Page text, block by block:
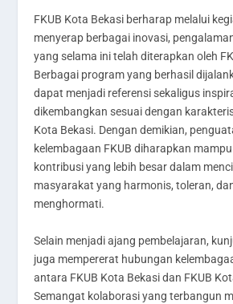
FKUB Kota Bekasi berharap melalui
menyerap berbagai inovasi,
yang selama ini telah diterapkan oleh
Berbagai program yang berhasil
dapat menjadi referensi sekaligus
dikembangkan sesuai dengan
Kota Bekasi. Dengan demikian,
kelembagaan FKUB diharapkan
kontribusi yang lebih besar dalam
masyarakat yang harmonis, toleran,
menghormati.
Selain menjadi ajang pembelajaran,
juga mempererat hubungan
antara FKUB Kota Bekasi dan FKUB
Semangat kolaborasi yang terbangun